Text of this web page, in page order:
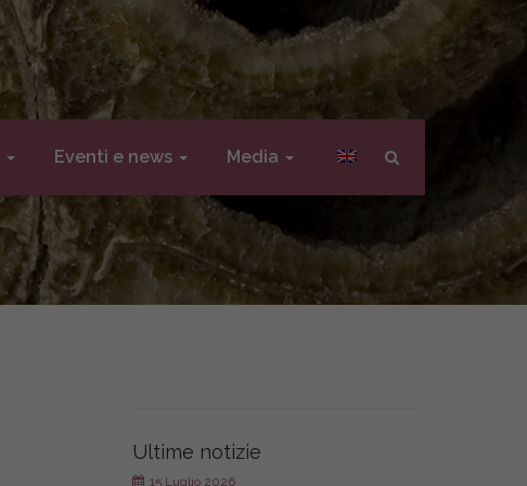
Eventi e news Media
Ultime notizie
15 Luglio 2026